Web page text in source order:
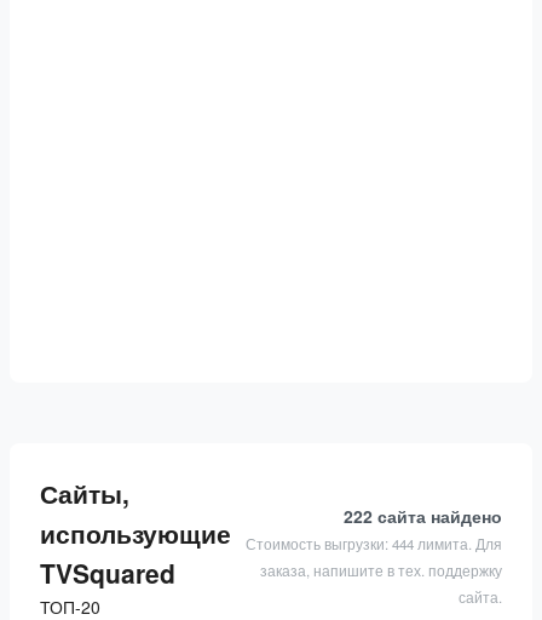
Сайты,
использующие
TVSquared
ТОП-20
222 сайта найдено
Стоимость выгрузки: 444 лимита. Для
заказа, напишите в тех. поддержку
сайта.